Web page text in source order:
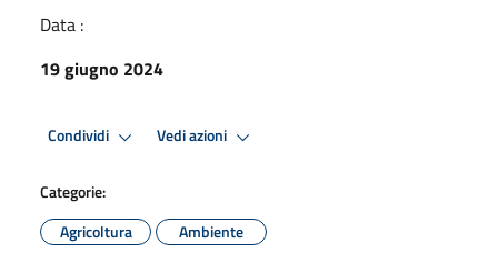
Data :
19 giugno 2024
Condividi Vedi azioni
Categorie:
Agricoltura
Ambiente